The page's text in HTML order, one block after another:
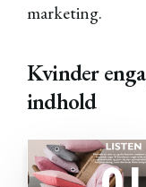
marketing.
Kvinder
indhold